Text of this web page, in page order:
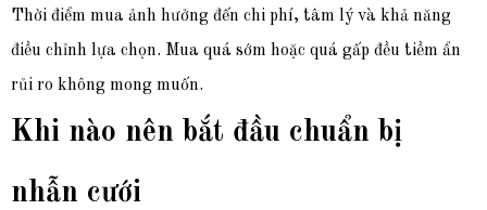
Thời điểm mua ảnh hưởng đến chi phí, tâm lý và khả năng
điều chỉnh lựa chọn. Mua quá sớm hoặc quá gấp đều tiềm ẩn
rủi ro không mong muốn.
Khi nào nên bắt đầu chuẩn bị
nhẫn cưới